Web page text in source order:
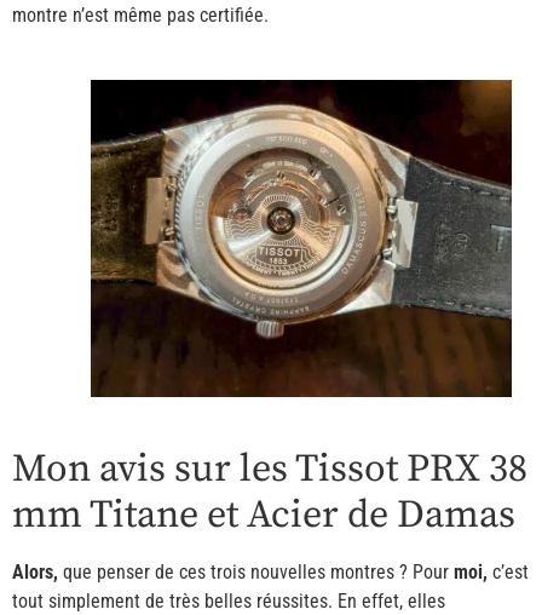
montre n’est même pas certifiée.
Mon avis sur les Tissot PRX 38
mm Titane et Acier de Damas
Alors, que penser de ces trois nouvelles montres ? Pour moi, c’est
tout simplement de très belles réussites. En effet, elles